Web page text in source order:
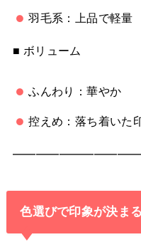
羽毛系：上品で軽量
■ ボリューム
ふんわり：華やか
控えめ：落ち着いた
色選びで印象が決ま